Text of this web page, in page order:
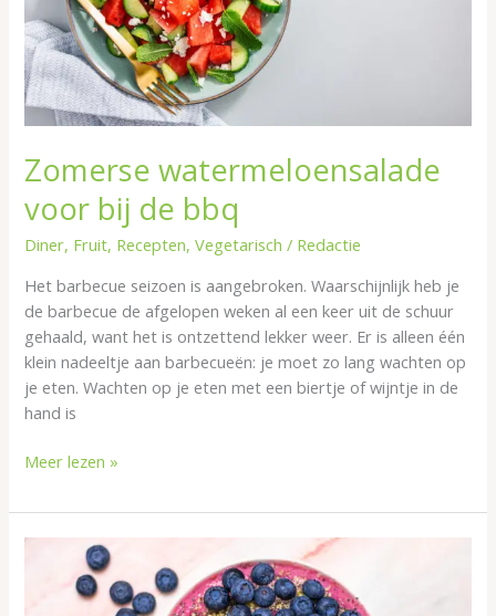
Zomerse watermeloensalade
voor bij de bbq
Diner, Fruit, Recepten,Vegetarisch / Redactie
Het barbecue seizoen is aangebroken. Waarschijnlijk heb je
de barbecue de afgelopen weken al een keer uit de schuur
gehaald, want het is ontzettend lekker weer. Er is alleen één
klein nadeeltje aan barbecueën: je moet zo lang wachten op
je eten. Wachten op je eten met een biertje of wijntje in de
hand is
Meer lezen »
Smoothie